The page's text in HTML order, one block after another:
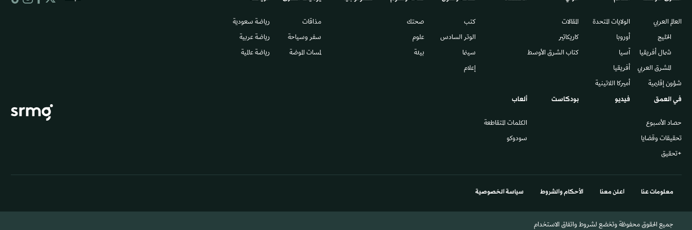
العالم العربي
الخليج
شمال أفريقيا
المشرق العربي
شؤون إقليمية
الولايات المتحدة
أوروبا
آسيا
أفريقيا
أميركا اللاتينية
المقالات
كاريكاتير
كتاب الشرق الأوسط
كتب
الوتر السادس​
سينما
إعلام
صحتك
علوم
بيئة
مذاقات
سفر وسياحة
لمسات الموضة
رياضة سعودية
رياضة عربية
رياضة عالمية
في العمق
حصاد الأسبوع
تحقيقات وقضايا
+تحقيق
فيديو بودكاست ألعاب
الكلمات المتقاطعة
سودوكو
معلومات عنا اعلن معنا الأحكام والشروط سياسة الخصوصية
جميع الحقوق محفوظة وتخضع لشروط واتفاق الاستخدام